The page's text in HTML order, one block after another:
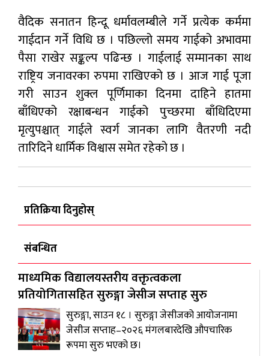
वैदिक सनातन हिन्दू धर्मावलम्बीले गर्ने प्रत्येक कर्ममा
गाईदान गर्ने विधि छ । पछिल्लो समय गाईको अभावमा
पैसा राखेर सङ्कल्प पढिन्छ । गाईलाई सम्मानका साथ
राष्ट्रिय जनावरका रुपमा राखिएको छ । आज गाई पूजा
गरी साउन शुक्ल पूर्णिमाका दिनमा दाहिने हातमा
बाँधिएको रक्षाबन्धन गाईको पुच्छरमा बाँधिदिएमा
मृत्युपश्चात् गाईले स्वर्ग जानका लागि वैतरणी नदी
तारिदिने धार्मिक विश्वास समेत रहेको छ ।
प्रतिक्रिया दिनुहोस्
संबन्धित
माध्यमिक विद्यालयस्तरीय वक्तृत्वकला
प्रतियोगितासहित सुरुङ्गा जेसीज सप्ताह सुरु
सुरुङ्गा, साउन १८ । सुरुङ्गा जेसीजको आयोजनामा
जेसीज सप्ताह–२०२६ मंगलबारदेखि औपचारिक
रूपमा सुरु भएको छ।